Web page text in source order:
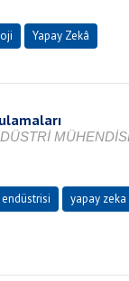
Yapay Zekâ
yapay zeka